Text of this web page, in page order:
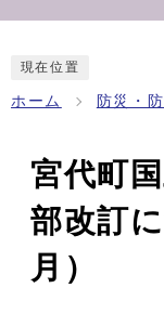
現在位置
ホーム 防災・
宮代町
部改訂
月）